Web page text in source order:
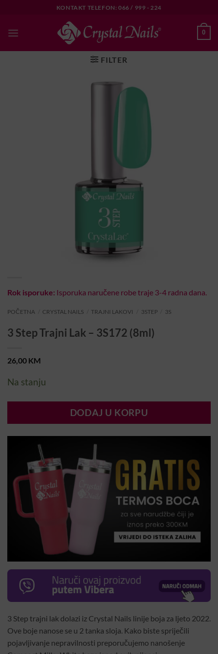
content
KONTAKT TELEFON: 066 / 999 - 224
0
FILTER
Rok isporuke: Isporuka naručene robe traje 3-4 radna dana.
POČETNA CRYSTAL NAILS TRAJNI LAKOVI 3STEP 3S
3 Step Trajni Lak – 3S172 (8ml)
26,00 KM
Na stanju
DODAJ U KORPU
3 Step trajni lak dolazi iz Crystal Nails linije boja za ljeto 2022.
Ove boje nanose se u 2 tanka sloja. Kako biste spriječili
pojavljivanje nepravilnosti preporučujemo nanošenje